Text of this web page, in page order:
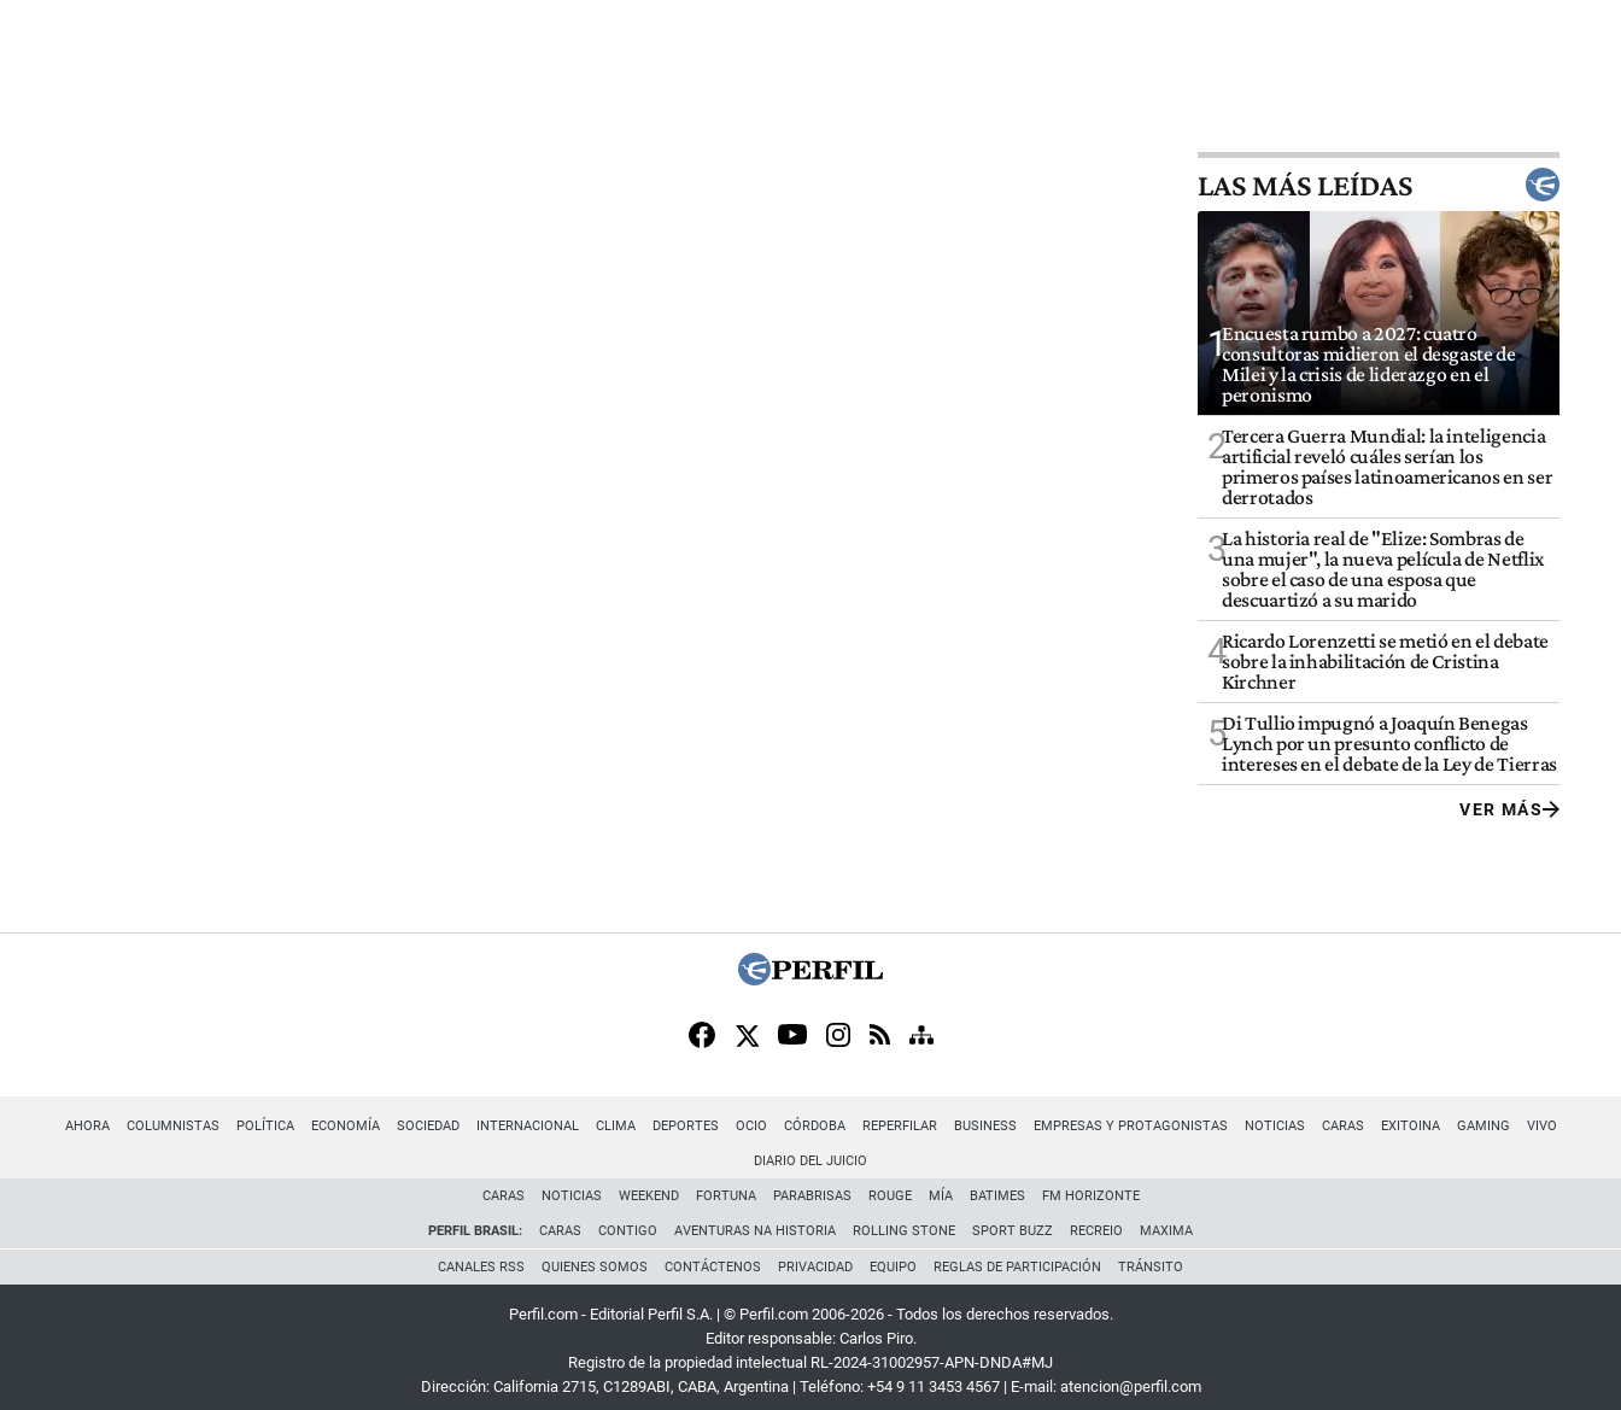
LAS MÁS LEÍDAS
1Encuesta rumbo a 2027: cuatro
consultoras midieron el desgaste de
Milei y la crisis de liderazgo en el
peronismo
2Tercera Guerra Mundial: la inteligencia
artificial reveló cuáles serían los
primeros países latinoamericanos en ser
derrotados
3La historia real de "Elize: Sombras de
una mujer", la nueva película de Netflix
sobre el caso de una esposa que
descuartizó a su marido
4Ricardo Lorenzetti se metió en el debate
sobre la inhabilitación de Cristina
Kirchner
5Di Tullio impugnó a Joaquín Benegas
Lynch por un presunto conflicto de
intereses en el debate de la Ley de Tierras
VER MÁS
AHORA COLUMNISTAS POLÍTICA ECONOMÍA SOCIEDAD INTERNACIONAL CLIMA DEPORTES OCIO CÓRDOBA REPERFILAR BUSINESS EMPRESAS Y PROTAGONISTAS NOTICIAS CARAS EXITOINA GAMING VIVO
DIARIO DEL JUICIO
CARAS NOTICIAS WEEKEND FORTUNA PARABRISAS ROUGE MÍA BATIMES FM HORIZONTE
PERFIL BRASIL: CARAS CONTIGO AVENTURAS NA HISTORIA ROLLING STONE SPORT BUZZ RECREIO MAXIMA
CANALES RSS QUIENES SOMOS CONTÁCTENOS PRIVACIDAD EQUIPO REGLAS DE PARTICIPACIÓN TRÁNSITO
Perfil.com - Editorial Perfil S.A. | © Perfil.com 2006-2026 - Todos los derechos reservados.
Editor responsable: Carlos Piro.
Registro de la propiedad intelectual RL-2024-31002957-APN-DNDA#MJ
Dirección: California 2715, C1289ABI, CABA, Argentina| Teléfono: +54 9 11 3453 4567| E-mail: atencion@perfil.com